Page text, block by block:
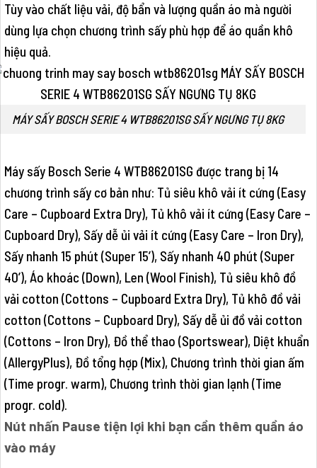
Tùy vào chất liệu vải, độ bẩn và lượng quần áo mà người
dùng lựa chọn chương trình sấy phù hợp để áo quần khô
hiệu quả.
MÁY SẤY BOSCH SERIE 4 WTB86201SG SẤY NGƯNG TỤ 8KG
Máy sấy Bosch Serie 4 WTB86201SG được trang bị 14
chương trình sấy cơ bản như: Tủ siêu khô vải ít cứng (Easy
Care – Cupboard Extra Dry), Tủ khô vải ít cứng (Easy Care –
Cupboard Dry), Sấy dễ ủi vải ít cứng (Easy Care – Iron Dry),
Sấy nhanh 15 phút (Super 15’), Sấy nhanh 40 phút (Super
40’), Áo khoác (Down), Len (Wool Finish), Tủ siêu khô đồ
vải cotton (Cottons – Cupboard Extra Dry), Tủ khô đồ vải
cotton (Cottons – Cupboard Dry), Sấy dễ ủi đồ vải cotton
(Cottons – Iron Dry), Đồ thể thao (Sportswear), Diệt khuẩn
(AllergyPlus), Đồ tổng hợp (Mix), Chương trình thời gian ấm
(Time progr. warm), Chương trình thời gian lạnh (Time
progr. cold).
Nút nhấn Pause tiện lợi khi bạn cần thêm quần áo
vào máy